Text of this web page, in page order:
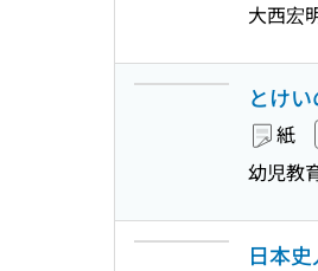
大西宏
とけい
紙
幼児教
日本